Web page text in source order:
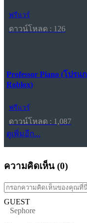
ฟรีแวร์
ดาวน์โหลด : 126
Professor Piano (โปร
Roblox)
ฟรีแวร์
ดาวน์โหลด : 1,087
ดูเพิ่มอีก...
ความคิดเห็น (0)
GUEST
Sephore